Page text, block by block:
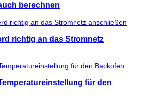
berechnen
richtig an das Stromnetz
für den